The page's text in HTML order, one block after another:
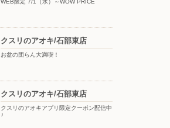
WEB限定 7/1（水）～WOW PRICE
クスリのアオキ/石部東店
お盆の団らん大満喫！
クスリのアオキ/石部東店
クスリのアオキアプリ限定クーポン配信中
♪